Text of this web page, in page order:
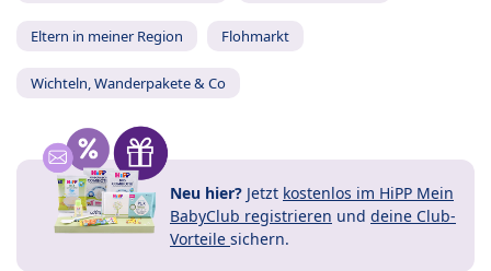
Eltern in meiner Region Flohmarkt
Wichteln, Wanderpakete & Co
Neu hier? Jetzt kostenlos im HiPP Mein
BabyClub registrieren und deine Club-
Vorteile sichern.